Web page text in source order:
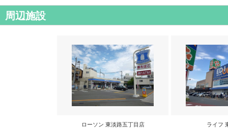
周辺施設
ローソン 東淡路五丁目店 ライフ